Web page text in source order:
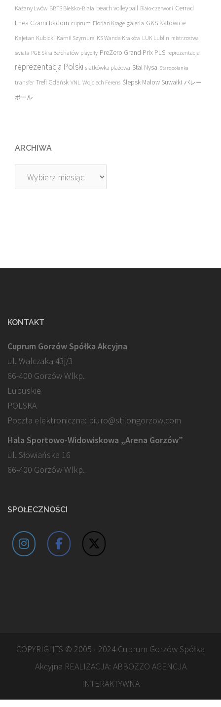
Każany Lwów BBTS Bielsko-Biała beach volleyball Biało-czerwoni Cerrad
Enea Czarni Radom cuprum Florian Krage galeria GKS Katowice
Kajetan Kubicki Kamil Szymura KS Wanda Kraków LUK Lublin mistrzostwa
świata PGE Skra Bełchatów playoffy PreZero Grand Prix PLS reprezentacja
reprezentacja Polski siatkówka plażowa Stal Nysa Staropolanka
transfer Trefl Gdańsk VNL Wojciech Ferens Ślepsk Malow Suwałki バレー
ボール
ARCHIWA
Archiwa
KONTAKT
Cuprum Gorzów Spółka Akcyjna
ul. Walczaka 43j/3
66-400 Gorzów Wlkp.
Lubuskie
POLSKA
Poczta elektroniczna: biuro@stilongorzow.com
Hala Sportowo-Widowiskowa „Arena Gorzów”
ul. Słowiańska 16
66-400 Gorzów Wlkp.
SPOŁECZNOŚCI
COPYRIGHTS © 2005 - 2024 Cuprum Gorzów Spółka
Akcyjna REALIZACJA: ABBOZZO AGENCJA
INTERAKTYWNA